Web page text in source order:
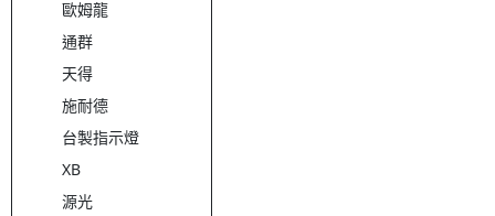
歐姆龍
通群
天得
施耐德
台製指示燈
XB
源光